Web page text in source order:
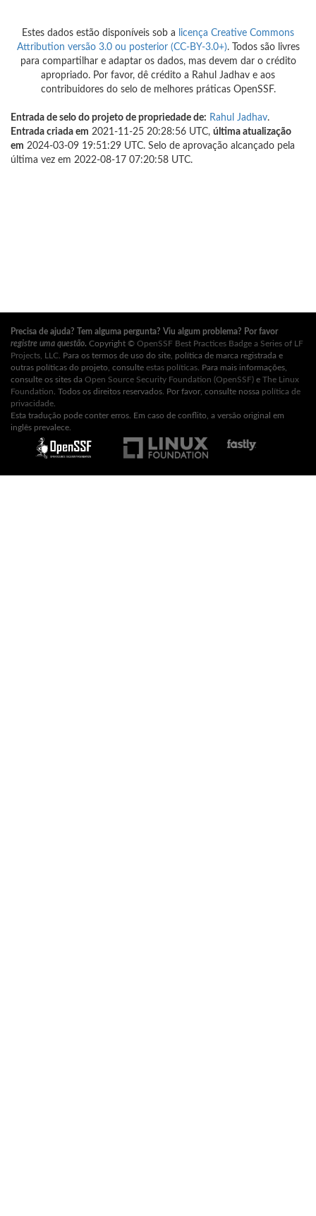
Estes dados estão disponíveis sob a
licença Creative Commons
Attribution versão 3.0 ou posterior (CC-BY-3.0+). Todos são livres
para compartilhar e adaptar os dados, mas devem dar o crédito
apropriado. Por favor, dê crédito a Rahul Jadhav e aos
contribuidores do selo de melhores práticas OpenSSF.
Entrada de selo do projeto de propriedade de: Rahul Jadhav.
Entrada criada em 2021-11-25 20:28:56 UTC, última atualização
em 2024-03-09 19:51:29 UTC. Selo de aprovação alcançado pela
última vez em 2022-08-17 07:20:58 UTC.
Precisa de ajuda? Tem alguma pergunta? Viu algum problema? Por favor
registre uma questão. Copyright © OpenSSF Best Practices Badge a Series of LF
Projects, LLC . Para os termos de uso do site, política de marca registrada e
outras políticas do projeto, consulte estas políticas . Para mais informações,
consulte os sites da Open Source Security Foundation (OpenSSF) e The Linux
Foundation . Todos os direitos reservados. Por favor, consulte nossa política de
privacidade
Esta tradução pode conter erros. Em caso de conflito, a versão original em
inglês prevalece.